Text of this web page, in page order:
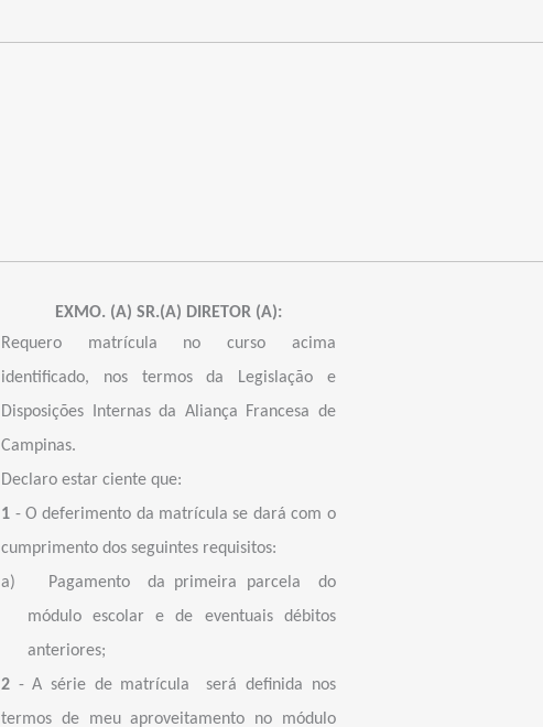
EXMO. (A) SR.(A) DIRETOR (A):
Requero matrícula no curso acima
identificado, nos termos da Legislação e
Disposições Internas da Aliança Francesa de
Campinas.
Declaro estar ciente que:
1 - O deferimento da matrícula se dará com o
cumprimento dos seguintes requisitos:
a)
Pagamento da primeira parcela
do
módulo escolar e de eventuais débitos
anteriores;
2 - A série de matrícula
será definida nos
termos de meu aproveitamento no módulo